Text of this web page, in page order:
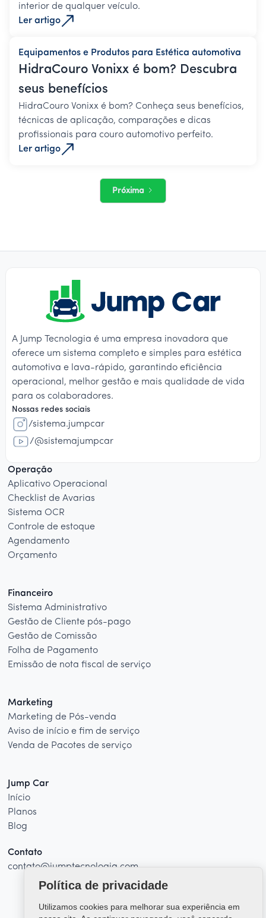
interior de qualquer veículo.
Ler artigo
Equipamentos e Produtos para Estética automotiva
HidraCouro Vonixx é bom? Descubra
seus benefícios
HidraCouro Vonixx é bom? Conheça seus benefícios,
técnicas de aplicação, comparações e dicas
profissionais para couro automotivo perfeito.
Ler artigo
Próxima
A Jump Tecnologia é uma empresa inovadora que
oferece um sistema completo e simples para estética
automotiva e lava-rápido, garantindo eficiência
operacional, melhor gestão e mais qualidade de vida
para os colaboradores.
Nossas redes sociais
/sistema.jumpcar
/@sistemajumpcar
Operação
Aplicativo Operacional
Checklist de Avarias
Sistema OCR
Controle de estoque
Agendamento
Orçamento
Financeiro
Sistema Administrativo
Gestão de Cliente pós-pago
Gestão de Comissão
Folha de Pagamento
Emissão de nota fiscal de serviço
Marketing
Marketing de Pós-venda
Aviso de início e fim de serviço
Venda de Pacotes de serviço
Jump Car
Início
Planos
Blog
Contato
contato@jumptecnologia.com
Política de privacidade
Utilizamos cookies para melhorar sua experiência em